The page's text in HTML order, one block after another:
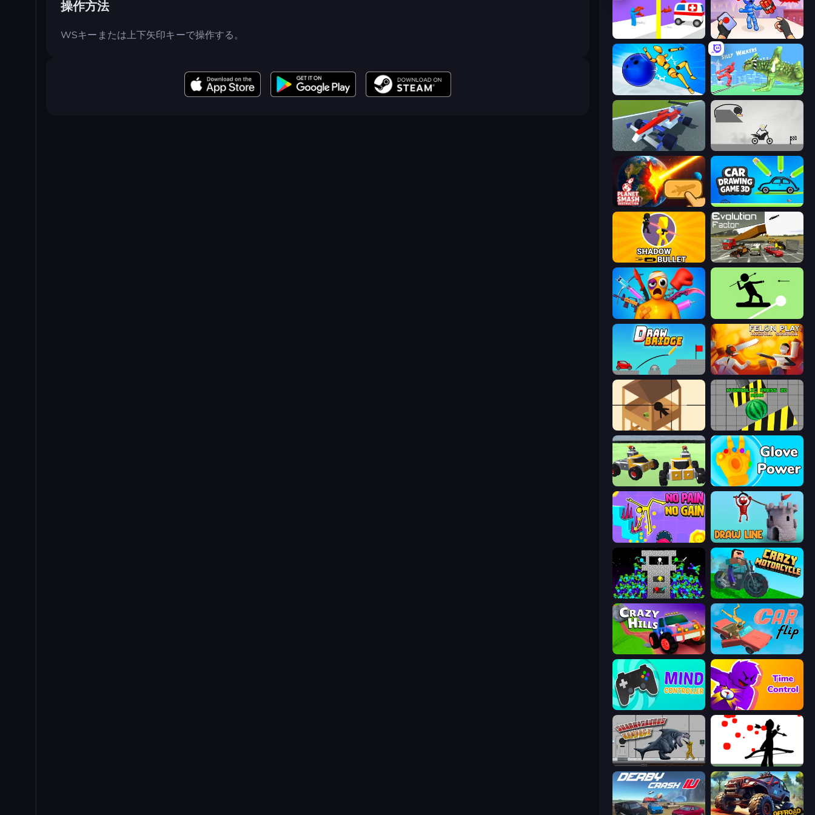
操作方法
WSキーまたは上下矢印キーで操作する。 Rescue Throw TNT Bomber
Playground Man! Ragdoll Show! Silly Walkers
Genius Car 2
Planet Smash Destruction Car Drawing Game 3D
Shadow Bullet Evolution Factor
Fun Ragdoll Challenge! The Spear Stickman
Draw Bridge Felon Play: Ragdoll Sandbox
Elite Sniper Hydraulic Press 2D ASMR
Block Tech: Epic Sandbox Glove Power
No Pain No Gain - Ragdoll Sandbox Draw Line
Stick Epic Fighter Crazy Motorcycle
Crazy Hills Car Flip!
Mind Controller Time Control!
Sharkosaurus Rampage Bowman